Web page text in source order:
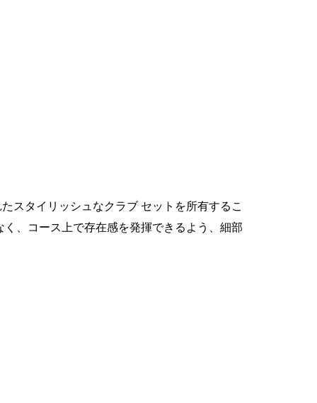
スタイリッシュなクラブ セットを所有するこ
、コース上で存在感を発揮できるよう、細部